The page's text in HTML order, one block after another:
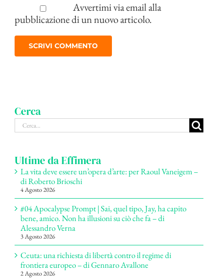
Avvertimi via email alla
pubblicazione di un nuovo articolo.
Cerca
Cerca
per:
Ultime da Effimera
La vita deve essere un’opera d’arte: per Raoul Vaneigem –
di Roberto Brioschi
4 Agosto 2026
#04 Apocalypse Prompt | Sai, quel tipo, Jay, ha capito
bene, amico. Non ha illusioni su ciò che fa – di
Alessandro Verna
3 Agosto 2026
Ceuta: una richiesta di libertà contro il regime di
frontiera europeo – di Gennaro Avallone
2 Agosto 2026